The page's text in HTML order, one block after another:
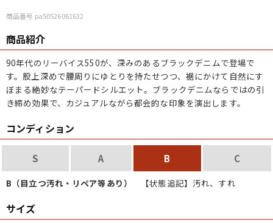
スウェット
長袖シャツ
半袖シャツ XS S M L XL
Tシャツ XS S M L XL
パンツ
Search by Maniac
商品番号 pa50526061632
商品紹介
90年代のリーバイス550が、深みのあるブラックデニムで登場で
す。股上深めで腰周りにゆとりを持たせつつ、裾にかけて自然にす
ぼまる絶妙なテーパードシルエット。ブラックデニムならではの引
き締め効果で、カジュアルながら都会的な印象を演出します。
コンディション
S A B C
B（目立つ汚れ・リペア等あり） 【状態追記】汚れ、すれ
サイズ